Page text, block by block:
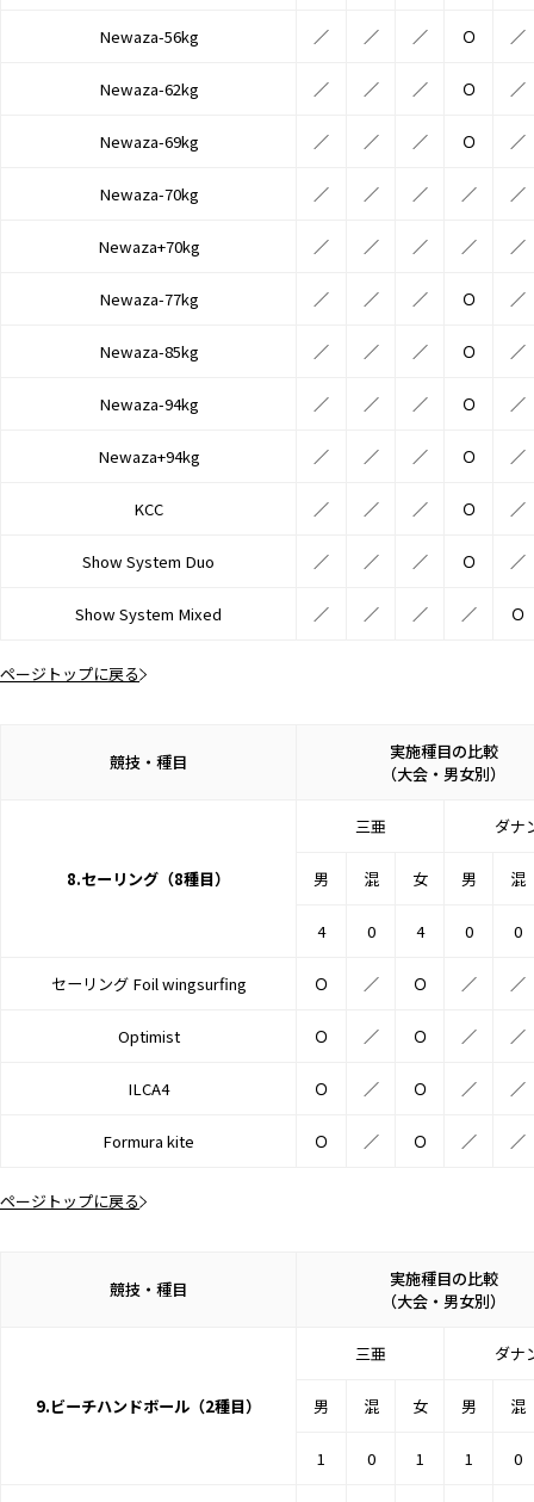
Newaza-56kg ／ ／ ／ Ｏ ／
Newaza-62kg ／ ／ ／ Ｏ ／
Newaza-69kg ／ ／ ／ Ｏ ／
Newaza-70kg ／ ／ ／ ／ ／
Newaza+70kg ／ ／ ／ ／ ／
Newaza-77kg ／ ／ ／ Ｏ ／
Newaza-85kg ／ ／ ／ Ｏ ／
Newaza-94kg ／ ／ ／ Ｏ ／
Newaza+94kg ／ ／ ／ Ｏ ／
KCC ／ ／ ／ Ｏ ／
Show System Duo ／ ／ ／ Ｏ ／
Show System Mixed ／ ／ ／ ／ Ｏ
ページトップに戻る
競技・種目
実施種目の比較
（大会・男女別）
8.セーリング（8種目）
三亜 ダナ
男 混 女 男 混
4 0 4 0 0
セーリング Foil wingsurfing Ｏ ／ Ｏ ／ ／
Optimist Ｏ ／ Ｏ ／ ／
ILCA4 Ｏ ／ Ｏ ／ ／
Formura kite Ｏ ／ Ｏ ／ ／
ページトップに戻る
競技・種目
実施種目の比較
（大会・男女別）
9.ビーチハンドボール（2種目）
三亜 ダナ
男 混 女 男 混
1 0 1 1 0